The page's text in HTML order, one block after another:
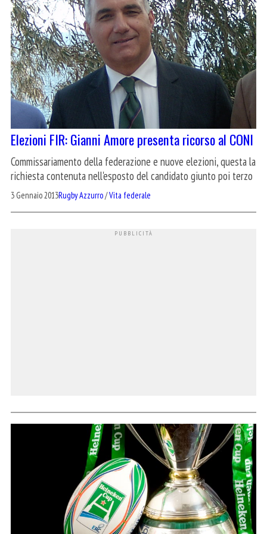
Elezioni FIR: Gianni Amore presenta ricorso al CONI
Commissariamento della federazione e nuove elezioni, questa la
richiesta contenuta nell'esposto del candidato giunto poi terzo
3 Gennaio 2013Rugby Azzurro/Vita federale